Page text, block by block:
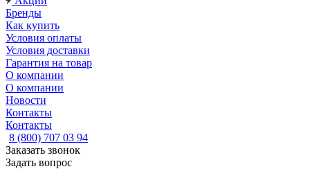
Бренды
Как купить
Условия оплаты
Условия доставки
Гарантия на товар
О компании
О компании
Новости
Контакты
Контакты
8 (800) 707 03 94
Заказать звонок
Задать вопрос